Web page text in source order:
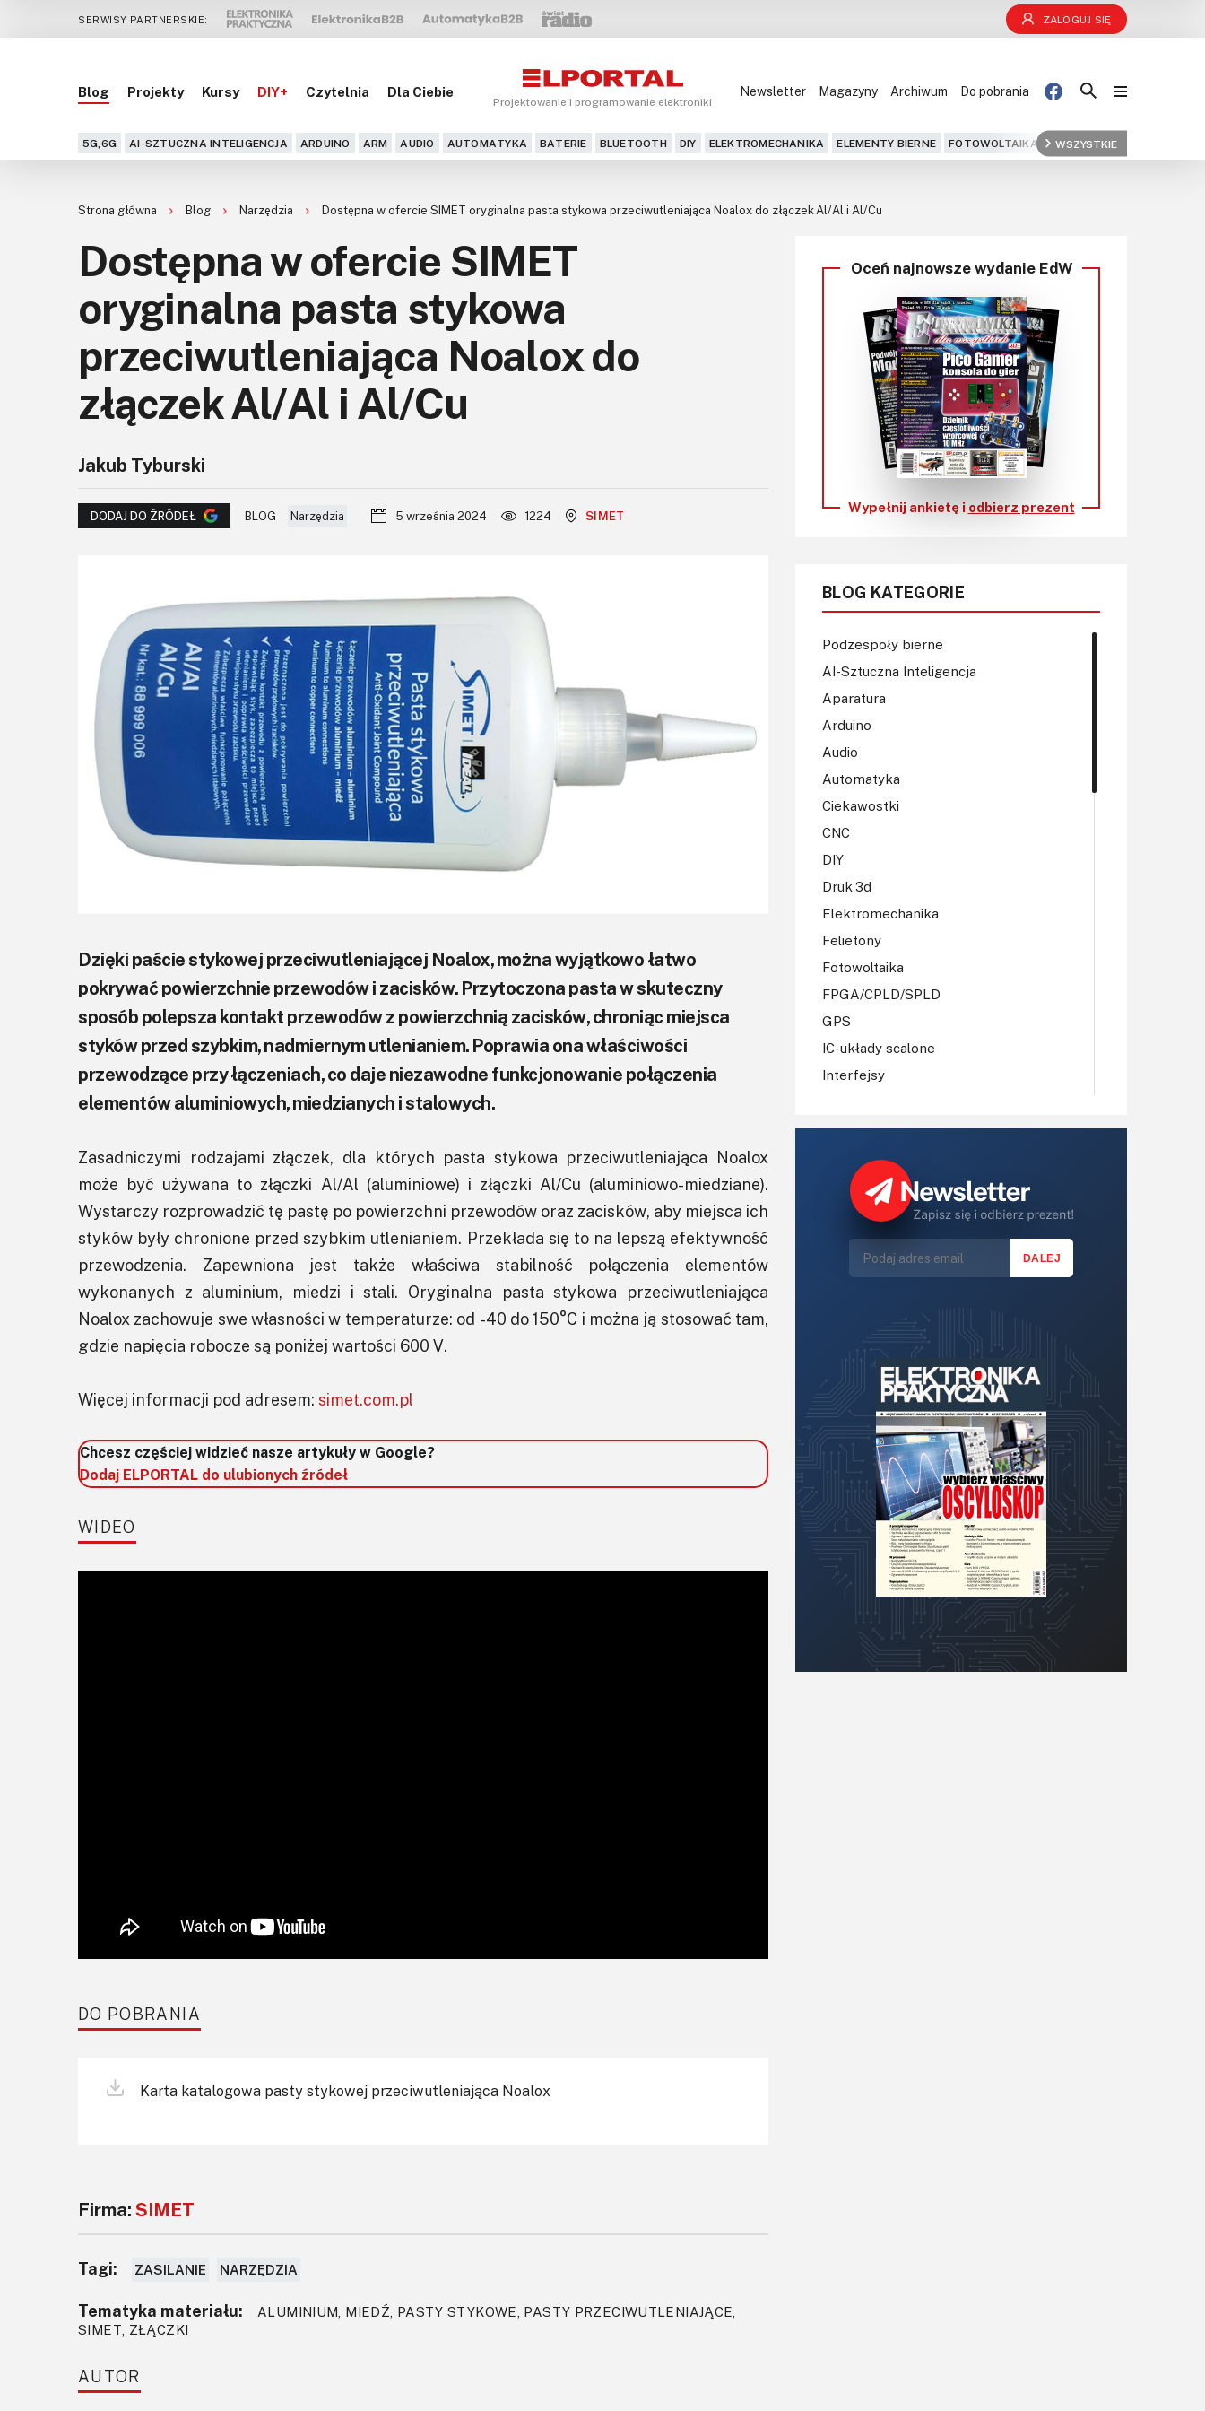
SERWISY PARTNERSKIE: ZALOGUJ SIĘ
Blog Projekty Kursy DIY+ Czytelnia Dla Ciebie
Projektowanie i programowanie elektroniki
Newsletter Magazyny Archiwum Do pobrania
5G,6G AI-SZTUCZNA INTELIGENCJA ARDUINO ARM AUDIO AUTOMATYKA BATERIE BLUETOOTH DIY ELEKTROMECHANIKA ELEMENTY BIERNE FOTOWOLTAIKA FPGA GPS
WSZYSTKIE
Blog
DIY+
Czytelnia
Dla Ciebie
KITy AVT
Kontakt
Do pobrania
Strona główna Blog Narzędzia Dostępna w ofercie SIMET oryginalna pasta stykowa przeciwutleniająca Noalox do złączek Al/Al i Al/Cu
Dostępna w ofercie SIMET
oryginalna pasta stykowa
przeciwutleniająca Noalox do
złączek Al/Al i Al/Cu
Jakub Tyburski
DODAJ DO ŹRÓDEŁ BLOG Narzędzia 5 września 2024 1224 SIMET
Dzięki paście stykowej przeciwutleniającej Noalox, można wyjątkowo łatwo
pokrywać powierzchnie przewodów i zacisków. Przytoczona pasta w skuteczny
sposób polepsza kontakt przewodów z powierzchnią zacisków, chroniąc miejsca
styków przed szybkim, nadmiernym utlenianiem. Poprawia ona właściwości
przewodzące przy łączeniach, co daje niezawodne funkcjonowanie połączenia
elementów aluminiowych, miedzianych i stalowych.
Zasadniczymi rodzajami złączek, dla których pasta stykowa przeciwutleniająca Noalox
może być używana to złączki Al/Al (aluminiowe) i złączki Al/Cu (aluminiowo-miedziane).
Wystarczy rozprowadzić tę pastę po powierzchni przewodów oraz zacisków, aby miejsca ich
styków były chronione przed szybkim utlenianiem. Przekłada się to na lepszą efektywność
przewodzenia. Zapewniona jest także właściwa stabilność połączenia elementów
wykonanych z aluminium, miedzi i stali. Oryginalna pasta stykowa przeciwutleniająca
Noalox zachowuje swe własności w temperaturze: od -40 do 150°C i można ją stosować tam,
gdzie napięcia robocze są poniżej wartości 600 V.
Więcej informacji pod adresem: simet.com.pl
Chcesz częściej widzieć nasze artykuły w Google?
Dodaj ELPORTAL do ulubionych źródeł
WIDEO
DO POBRANIA
Karta katalogowa pasty stykowej przeciwutleniająca Noalox
Firma: SIMET
Tagi: ZASILANIE NARZĘDZIA
Tematyka materiału:
ALUMINIUM, MIEDŹ, PASTY STYKOWE, PASTY PRZECIWUTLENIAJĄCE,
SIMET, ZŁĄCZKI
AUTOR
Oceń najnowsze wydanie EdW
Wypełnij ankietę i odbierz prezent
BLOG KATEGORIE
Podzespoły bierne
AI-Sztuczna Inteligencja
Aparatura
Arduino
Audio
Automatyka
Ciekawostki
CNC
DIY
Druk 3d
Elektromechanika
Felietony
Fotowoltaika
FPGA/CPLD/SPLD
GPS
IC-układy scalone
Interfejsy
Koła Naukowe
Książki
Lasery
LED/LCD/OLED
Mechatronika
Narzędzia
Optoelektronika
PCB/Montaż
Podstawy elektroniki
Podzespoły bierne
Półprzewodniki
Pomiary i testy
Projektowanie
Raspberry Pi